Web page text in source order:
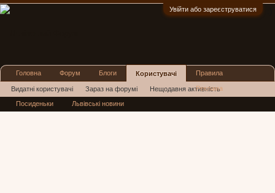
Увійти або зареєструватися
Головна Форум Блоги Користувачі
Видатні користувачі Зараз на форумі Нещодавня активність
Нові повідомлення профілю
Правила
Реклама
Посиденьки Львівські новини